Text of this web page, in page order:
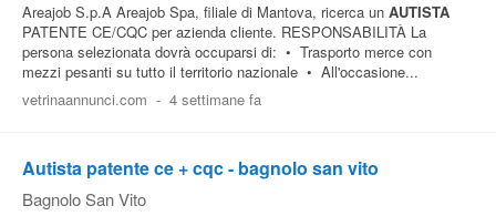
Areajob S.p.A Areajob Spa, filiale di Mantova, ricerca un AUTISTA
PATENTE CE/CQC per azienda cliente. RESPONSABILITÀ La
persona selezionata dovrà occuparsi di: • Trasporto merce con
mezzi pesanti su tutto il territorio nazionale • All'occasione...
vetrinaannunci.com - 4 settimane fa
Autista patente ce + cqc - bagnolo san vito
Bagnolo San Vito